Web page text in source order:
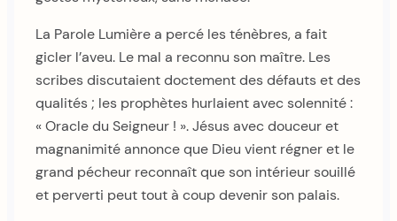
La Parole Lumière a percé les ténèbres, a fait
gicler l’aveu. Le mal a reconnu son maître. Les
scribes discutaient doctement des défauts et des
qualités ; les prophètes hurlaient avec solennité :
« Oracle du Seigneur ! ». Jésus avec douceur et
magnanimité annonce que Dieu vient régner et le
grand pécheur reconnaît que son intérieur souillé
et perverti peut tout à coup devenir son palais.